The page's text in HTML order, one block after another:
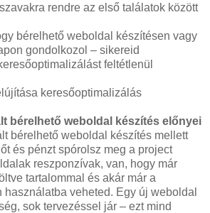
rendre az első találatok között
bérelhető weboldal készítésen vagy
gondolkozol – sikereid
feltétlenül
keresőoptimalizálás
bérelhető weboldal készítés előnyei
bérelhető weboldal készítés mellett
és pénzt spórolsz meg a project
reszponzívak, van, hogy már
tartalommal és akár már a
veheted. Egy új weboldal
sok tervezéssel jár – ezt mind